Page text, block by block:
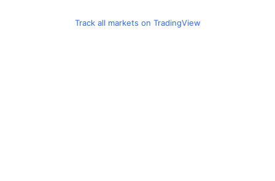
Track all markets on TradingView